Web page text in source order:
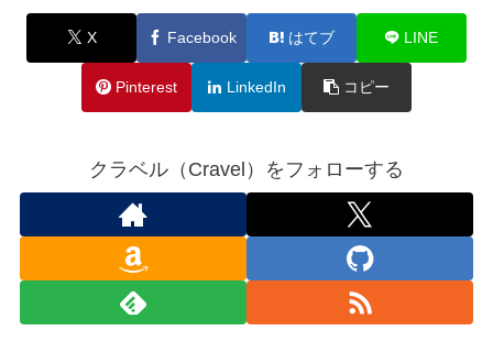
X Facebook はてブ LINE
Pinterest LinkedIn コピー
クラベル（Cravel）をフォローする